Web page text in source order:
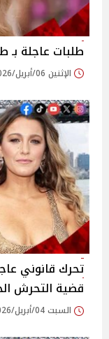
طلبات عاجلة
الإثنين 06/أبريل/2026 - 04:50 م
تحرك قانوني
قضية التحرش
السبت 04/أبريل/2026 - 06:13 م